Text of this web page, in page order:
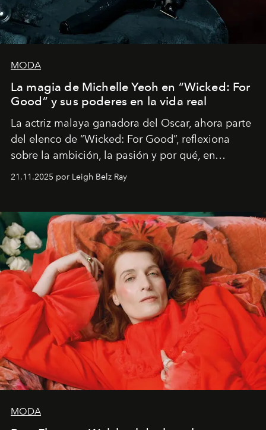
MODA
La magia de Michelle Yeoh en “Wicked: For
Good” y sus poderes en la vida real
La actriz malaya ganadora del Oscar, ahora parte
del elenco de “Wicked: For Good”, reflexiona
sobre la ambición, la pasión y por qué, en
ocasiones, la introspección puede esperar. “Es
importa si no lo entienden’”, confiesa.
21.11.2025 por Leigh Belz Ray
MODA